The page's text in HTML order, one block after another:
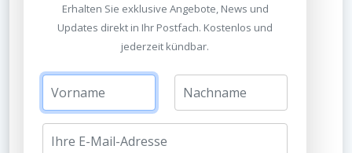
Erhalten Sie exklusive Angebote, News und
Updates direkt in Ihr Postfach. Kostenlos und
jederzeit kündbar.